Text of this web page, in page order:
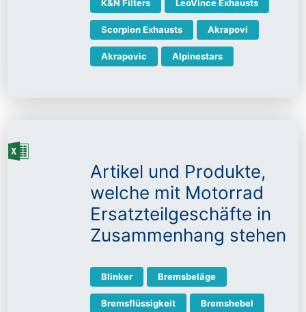
K&N Filters LeoVince Exhausts
Scorpion Exhausts Akrapovi
Akrapovic Alpinestars
Artikel und Produkte,
welche mit Motorrad
Ersatzteilgeschäfte in
Zusammenhang stehen
Blinker Bremsbeläge
Bremsflüssigkeit Bremshebel